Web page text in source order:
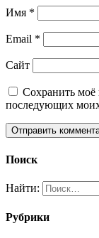
Имя *
Email *
Сайт
Сохранить моё
последующих
Поиск
Найти:
Рубрики